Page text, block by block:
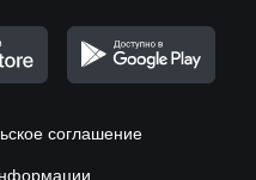
соглашение